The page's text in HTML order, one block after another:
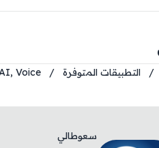
/ التطبيقات المتوفرة /
Voice
سعوطالي